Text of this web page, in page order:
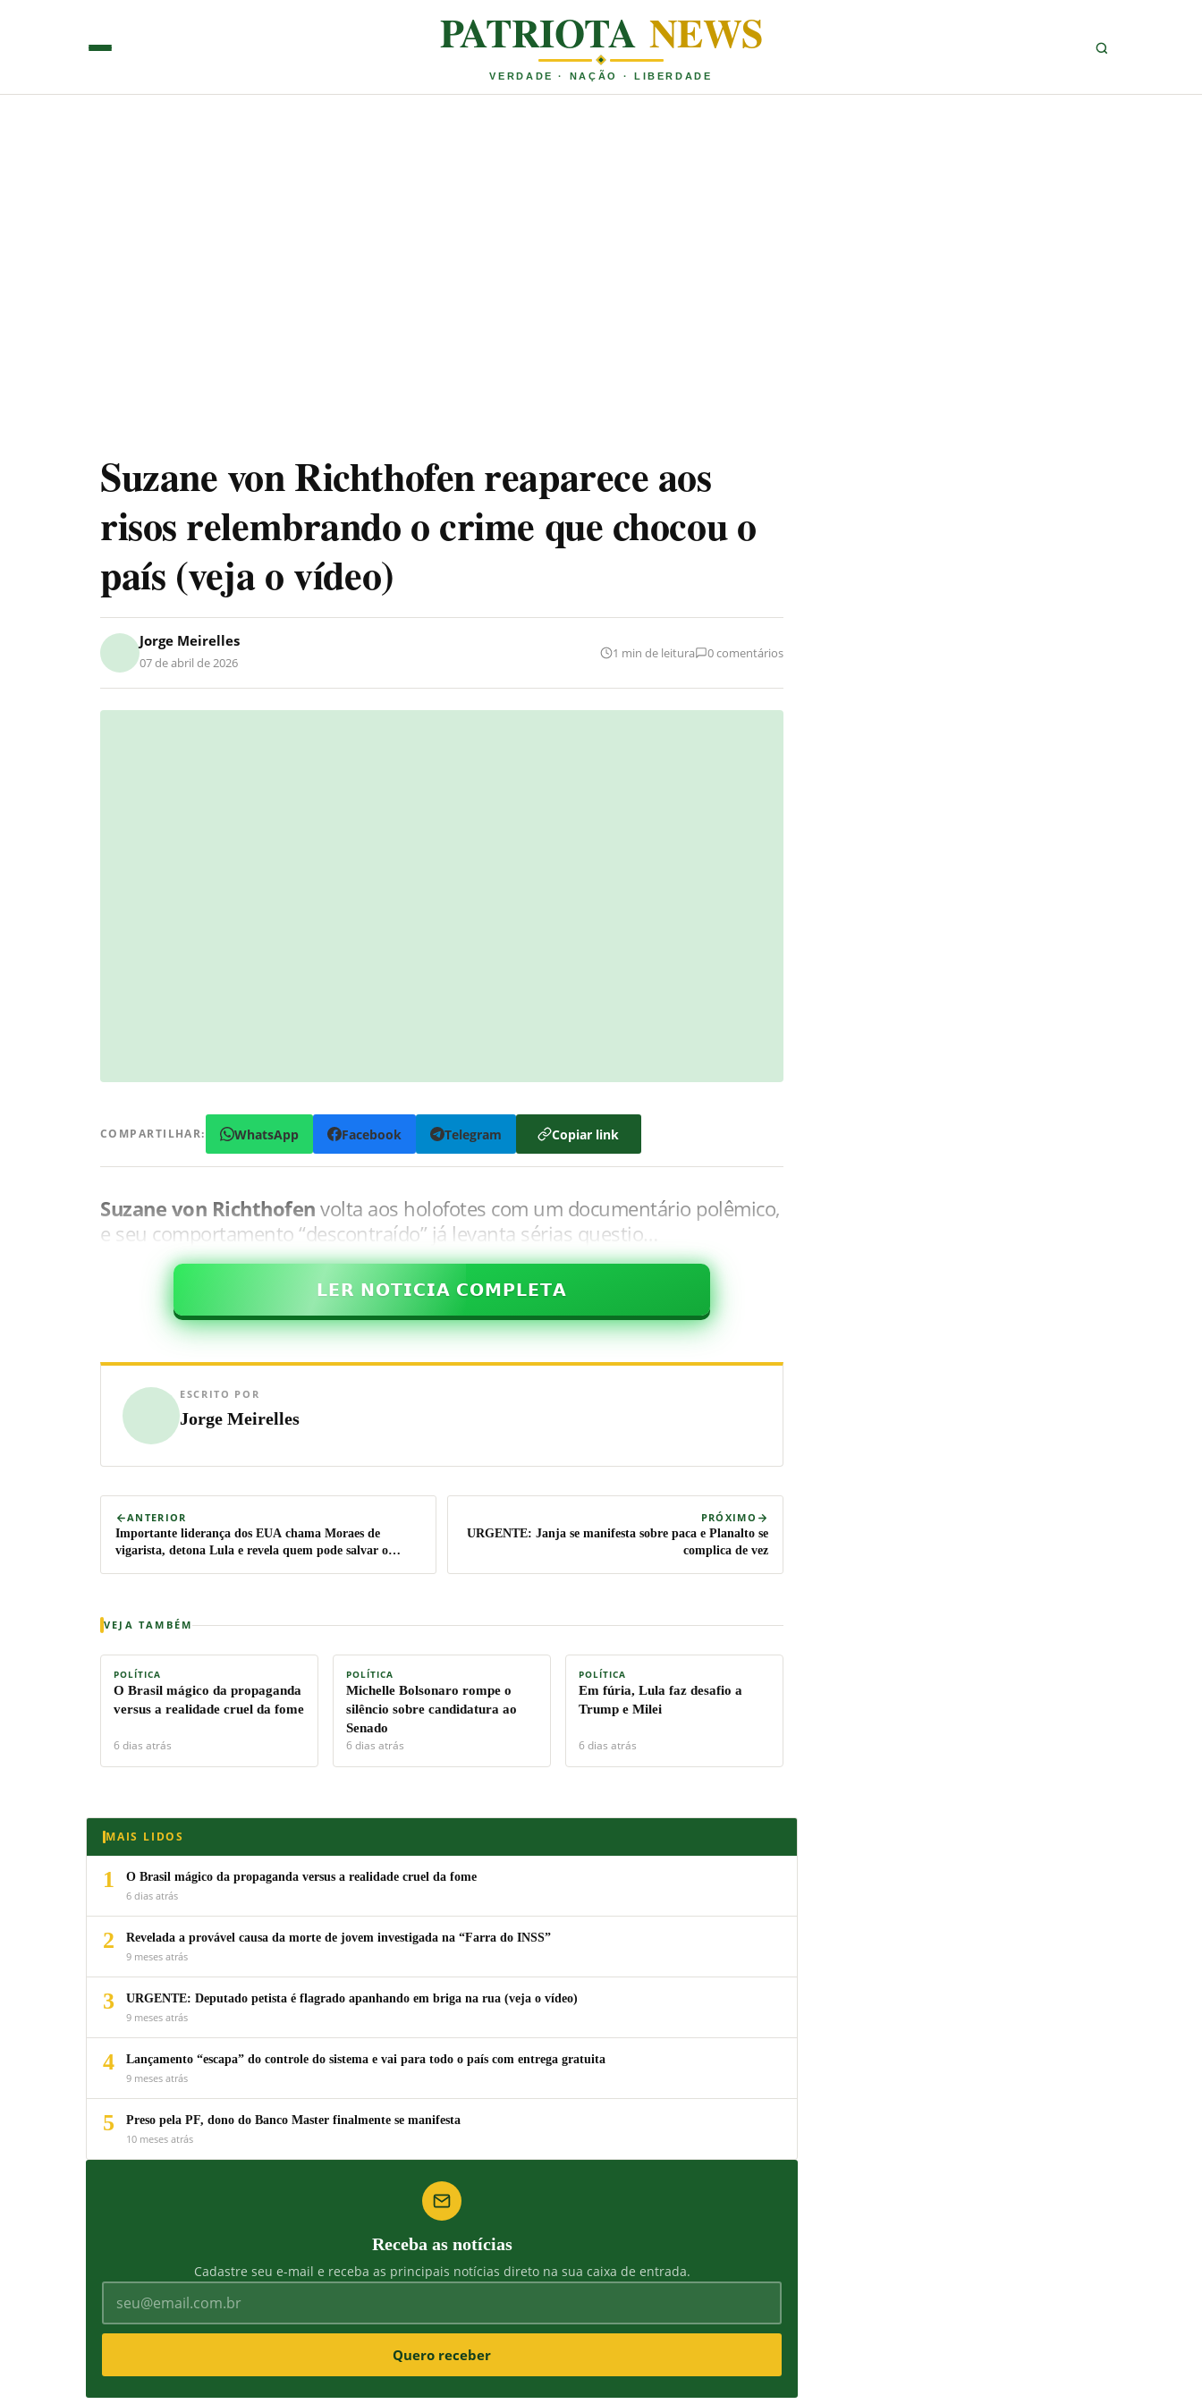
PATRIOTA NEWS
VERDADE · NAÇÃO · LIBERDADE
Suzane von Richthofen reaparece aos
risos relembrando o crime que chocou o
país (veja o vídeo)
Jorge Meirelles
07 de abril de 2026
1 min de leitura 0 comentários
COMPARTILHAR: WhatsApp Facebook Telegram Copiar link
Suzane von Richthofen volta aos holofotes com um documentário polêmico,
e seu comportamento “descontraído” já levanta sérias questio…
𝗟𝗘𝗥 𝗡𝗢𝗧𝗜𝗖𝗜𝗔 𝗖𝗢𝗠𝗣𝗟𝗘𝗧𝗔
ESCRITO POR
Jorge Meirelles
ANTERIOR
Importante liderança dos EUA chama Moraes de
vigarista, detona Lula e revela quem pode salvar o
PRÓXIMO
URGENTE: Janja se manifesta sobre paca e Planalto se
complica de vez
VEJA TAMBÉM
POLÍTICA
O Brasil mágico da propaganda
versus a realidade cruel da fome
6 dias atrás
POLÍTICA
Michelle Bolsonaro rompe o
silêncio sobre candidatura ao
Senado
6 dias atrás
POLÍTICA
Em fúria, Lula faz desafio a
Trump e Milei
6 dias atrás
MAIS LIDOS
1
O Brasil mágico da propaganda versus a realidade cruel da fome
6 dias atrás
2
Revelada a provável causa da morte de jovem investigada na “Farra do INSS”
9 meses atrás
3
URGENTE: Deputado petista é flagrado apanhando em briga na rua (veja o vídeo)
9 meses atrás
4
Lançamento “escapa” do controle do sistema e vai para todo o país com entrega gratuita
9 meses atrás
5
Preso pela PF, dono do Banco Master finalmente se manifesta
10 meses atrás
Receba as notícias
Cadastre seu e-mail e receba as principais notícias direto na sua caixa de entrada.
Quero receber